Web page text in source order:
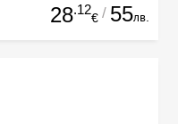
28.12
€ / 55лв.